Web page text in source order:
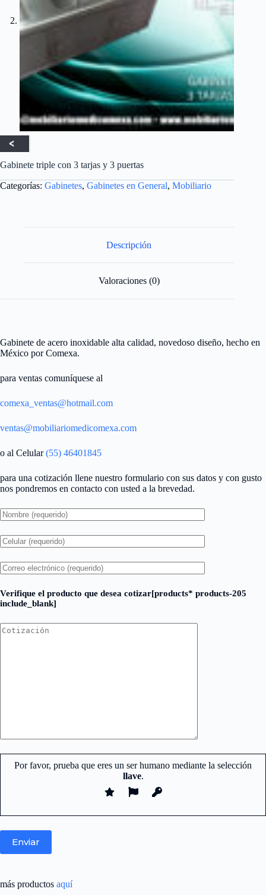
Gabinete triple con 3 tarjas y 3 puertas
Categorías: Gabinetes, Gabinetes en General, Mobiliario
Descripción
Valoraciones (0)
Gabinete de acero inoxidable alta calidad, novedoso diseño, hecho en
México por Comexa.
para ventas comuníquese al
comexa_ventas@hotmail.com
ventas@mobiliariomedicomexa.com
o al Celular(55) 46401845
para una cotización llene nuestro formulario con sus datos y con gusto
nos pondremos en contacto con usted a la brevedad.
Verifique el producto que desea cotizar[products* products-205
include_blank]
Por favor, prueba que eres un ser humano mediante la selección
llave.
más productos aquí